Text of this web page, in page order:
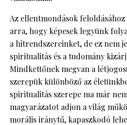
Az ellentmondások feloldásához
arra, hogy képesek legyünk
a hitrendszereinket, de ez nem
spiritualitás és a tudomány
Mindkettőnek megvan a
szerepük különböző az
spiritualitás szerepe ma már
magyarázatot adjon a világ
morális iránytű, kapaszkodó